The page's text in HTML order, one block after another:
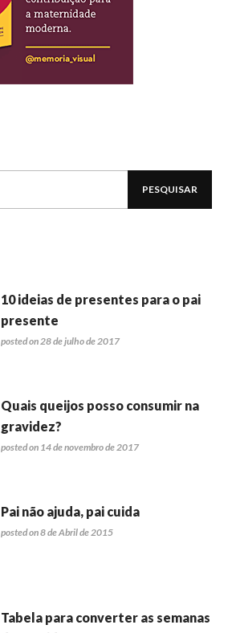
10 ideias de presentes para o pai
presente
posted on 28 de julho de 2017
Quais queijos posso consumir na
gravidez?
posted on 14 de novembro de 2017
Pai não ajuda, pai cuida
posted on 8 de Abril de 2015
Tabela para converter as semanas